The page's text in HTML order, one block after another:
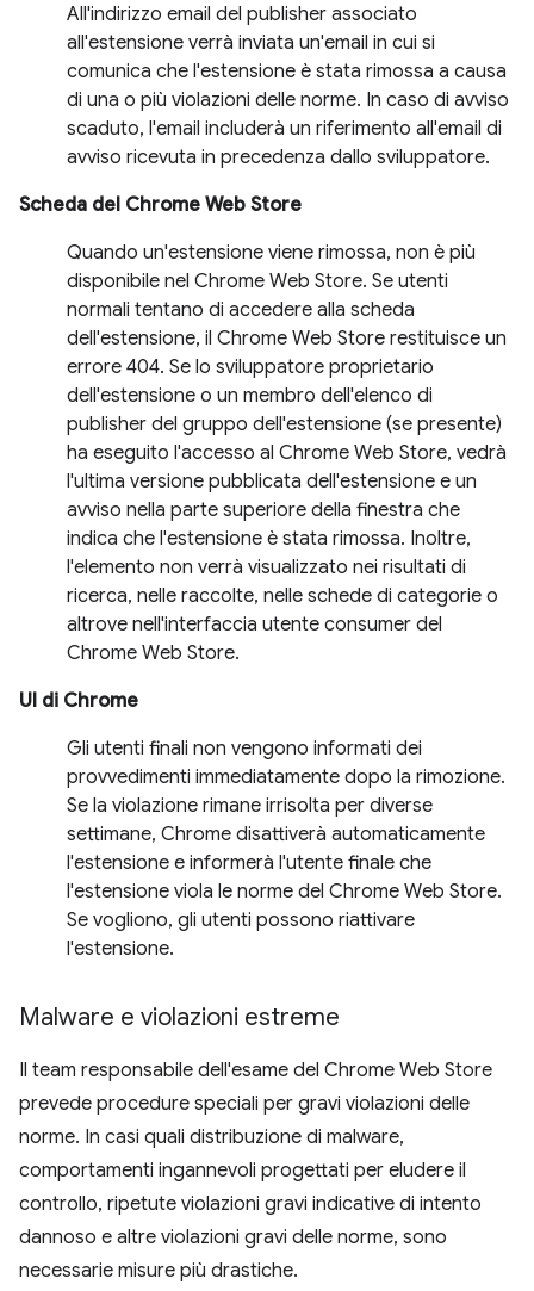
All'indirizzo email del publisher associato
all'estensione verrà inviata un'email in cui si
comunica che l'estensione è stata rimossa a causa
di una o più violazioni delle norme. In caso di avviso
scaduto, l'email includerà un riferimento all'email di
avviso ricevuta in precedenza dallo sviluppatore.
Scheda del Chrome Web Store
Quando un'estensione viene rimossa, non è più
disponibile nel Chrome Web Store. Se utenti
normali tentano di accedere alla scheda
dell'estensione, il Chrome Web Store restituisce un
errore 404. Se lo sviluppatore proprietario
dell'estensione o un membro dell'elenco di
publisher del gruppo dell'estensione (se presente)
ha eseguito l'accesso al Chrome Web Store, vedrà
l'ultima versione pubblicata dell'estensione e un
avviso nella parte superiore della finestra che
indica che l'estensione è stata rimossa. Inoltre,
l'elemento non verrà visualizzato nei risultati di
ricerca, nelle raccolte, nelle schede di categorie o
altrove nell'interfaccia utente consumer del
Chrome Web Store.
UI di Chrome
Gli utenti finali non vengono informati dei
provvedimenti immediatamente dopo la rimozione.
Se la violazione rimane irrisolta per diverse
settimane, Chrome disattiverà automaticamente
l'estensione e informerà l'utente finale che
l'estensione viola le norme del Chrome Web Store.
Se vogliono, gli utenti possono riattivare
l'estensione.
Malware e violazioni estreme
Il team responsabile dell'esame del Chrome Web Store
prevede procedure speciali per gravi violazioni delle
norme. In casi quali distribuzione di malware,
comportamenti ingannevoli progettati per eludere il
controllo, ripetute violazioni gravi indicative di intento
dannoso e altre violazioni gravi delle norme, sono
necessarie misure più drastiche.